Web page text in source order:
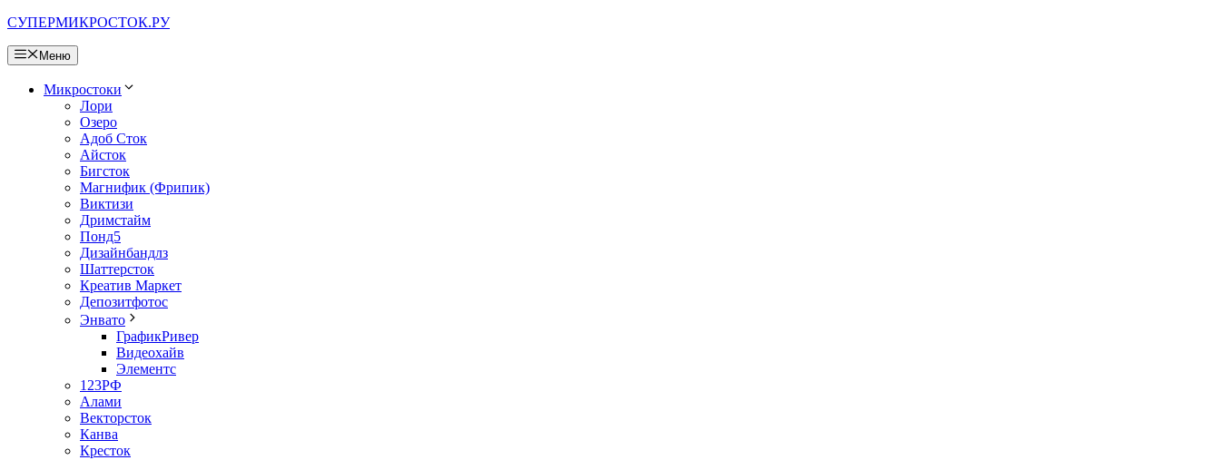
Перейти
содержимому
СУПЕРМИКРОСТОК.РУ
Меню
Микростоки
Лори
Озеро
Адоб Сток
Айсток
Бигсток
Магнифик (Фрипик)
Виктизи
Дримстайм
Понд5
Дизайнбандлз
Шаттерсток
Креатив Маркет
Депозитфотос
Энвато
ГрафикРивер
Видеохайв
Элементс
123РФ
Алами
Векторсток
Канва
Кресток